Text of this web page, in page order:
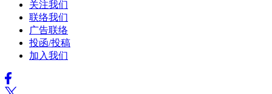
关注我们
联络我们
广告联络
投函/投稿
加入我们